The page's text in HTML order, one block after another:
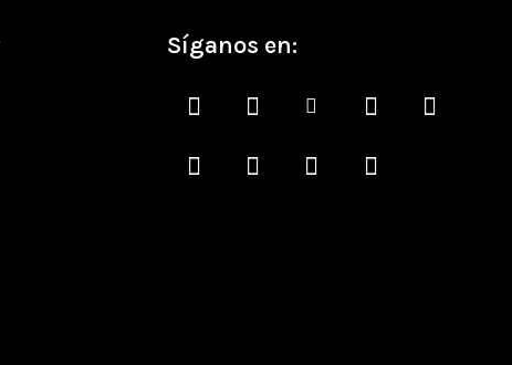
Síganos en: